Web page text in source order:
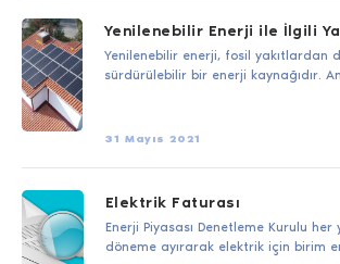
Yenilenebilir Enerji ile İlgili
Yenilenebilir enerji, fosil yakıtlardan
sürdürülebilir bir enerji kaynağıdır.
31 Mayıs 2021
Elektrik Faturası
Enerji Piyasası Denetleme Kurulu her
döneme ayırarak elektrik için birim